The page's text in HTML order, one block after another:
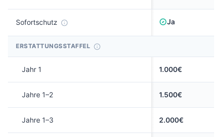
Sofortschutz Ja
ERSTATTUNGSSTAFFEL
Jahr 1 1.000€
Jahre 1–2 1.500€
Jahre 1–3 2.000€